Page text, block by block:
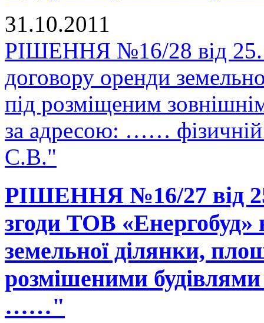
31.10.2011
РІШЕННЯ №16/28 від
договору оренди
під розміщеним
за адресою: ……
С.В."
РІШЕННЯ №16/27 від
згоди ТОВ «Енергобуд»
земельної ділянки,
розмішеними
……"